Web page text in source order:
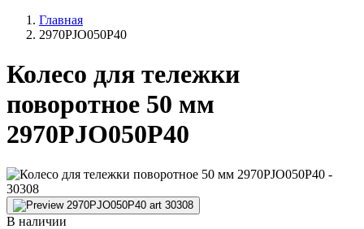
Главная
2970PJO050P40
Колесо для тележки
поворотное 50 мм
2970PJO050P40
В наличии